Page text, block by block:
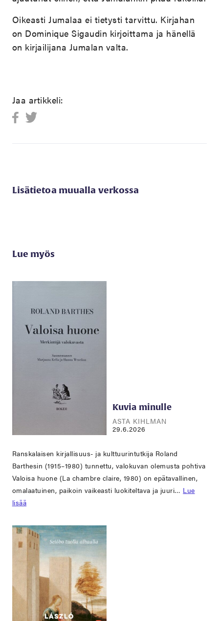
Oikeasti Jumalaa ei tietysti tarvittu. Kirjahan
on Dominique Sigaudin kirjoittama ja hänellä
on kirjailijana Jumalan valta.
Jaa artikkeli:
Lisätietoa muualla verkossa
Lue myös
Kuvia minulle
ASTA KIHLMAN
29.6.2026
Ranskalaisen kirjallisuus- ja kulttuurintutkija Roland
Barthesin (1915–1980) tunnettu, valokuvan olemusta pohtiva
Valoisa huone (La chambre claire, 1980) on epätavallinen,
omalaatuinen, paikoin vaikeasti luokiteltava ja juuri… Lue
lisää